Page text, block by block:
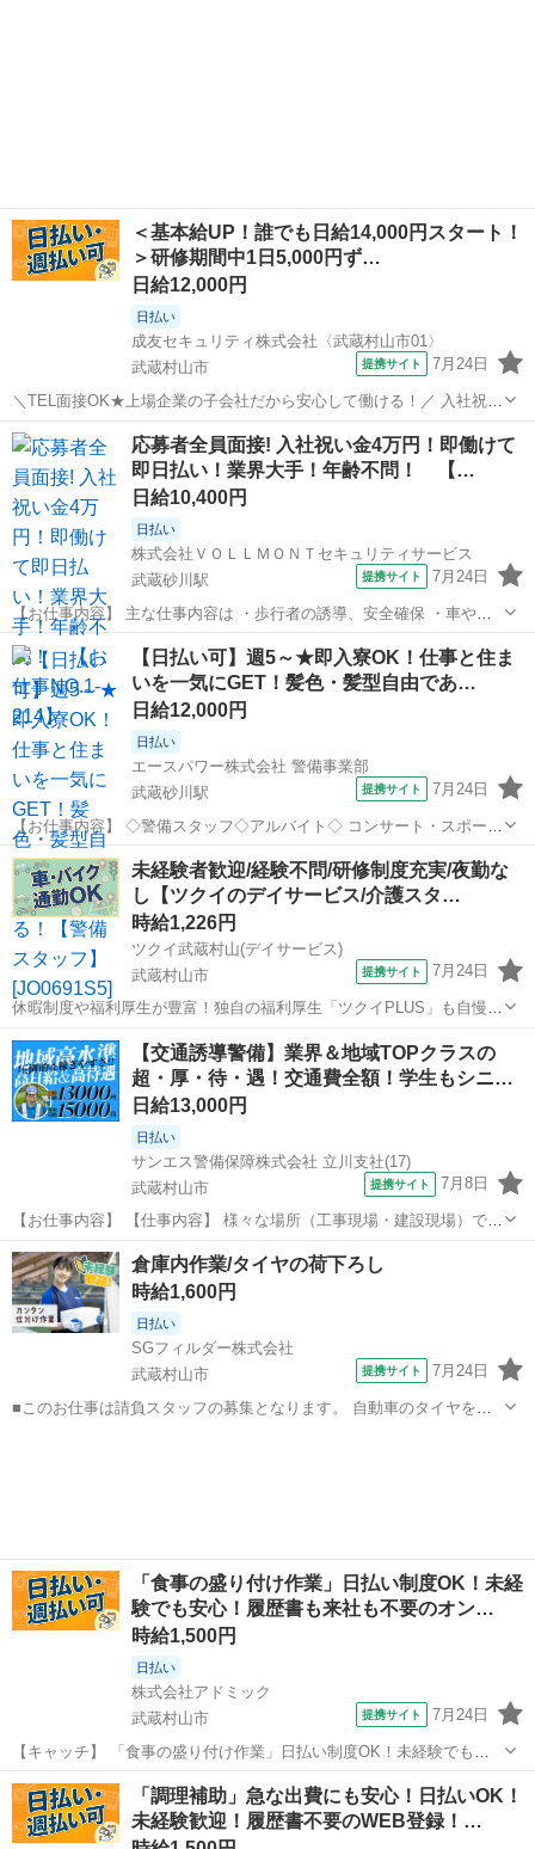
＜基本給UP！誰でも日給14,000円スタート！
＞研修期間中1日5,000円ず…
日給12,000円
日払い
成友セキュリティ株式会社〈武蔵村山市01〉
武蔵村山市
提携サイト 7月24日
＼TEL面接OK★上場企業の子会社だから安心して働ける！／ 入社祝い
金総額10万円★あなたの頑張りをしっかり還元します！ ・"交通誘導2
級"をお持ちの方は高待遇！ ・検定路線配置時は"別途1,500円"支給！
【TEL面接...
東京 武蔵村山市 警備員
応募者全員面接! 入社祝い金4万円！即働けて
即日払い！業界大手！年齢不問！ 【…
日給10,400円
日払い
株式会社ＶＯＬＬＭＯＮＴセキュリティサービス
武蔵砂川駅
提携サイト 7月24日
【お仕事内容】 主な仕事内容は ・歩行者の誘導、安全確保 ・車やバ
イクなどの車両の誘導 などをお任せします。 年齢や経験、性別に関係
なく、誰でもスグに始められる仕事です。 現場に出る前にしっかりと
した研修があるので、未経験の...
東京 武蔵村山市 武蔵砂川駅 警備員
【日払い可】週5～★即入寮OK！仕事と住ま
いを一気にGET！髪色・髪型自由であ…
日給12,000円
日払い
エースパワー株式会社 警備事業部
武蔵砂川駅
提携サイト 7月24日
【お仕事内容】 ◇警備スタッフ◇アルバイト◇ コンサート・スポーツ
イベント・展示会などのイベントや、 工事現場周辺で警備・交通誘導
をしていただきます。 経験者の方はもちろん、未経験者の方も積極的
に採用中！ 難しいスキルは...
東京 武蔵村山市 武蔵砂川駅 警備員
未経験者歓迎/経験不問/研修制度充実/夜勤な
し【ツクイのデイサービス/介護スタ…
時給1,226円
ツクイ武蔵村山(デイサービス)
武蔵村山市
提携サイト 7月24日
休暇制度や福利厚生が豊富！独自の福利厚生「ツクイPLUS」も自慢で
す♪プライベートも大切にできます。 ★☆ 働きやすいメリット多数
★☆ ＼＼サービス・職種の魅力／／ 「今私たちに求められていること
は何だろう」「どんな工...
東京 武蔵村山市 介護
【交通誘導警備】業界＆地域TOPクラスの
超・厚・待・遇！交通費全額！学生もシニ…
日給13,000円
日払い
サンエス警備保障株式会社 立川支社(17)
武蔵村山市
提携サイト 7月8日
【お仕事内容】 【仕事内容】 様々な場所（工事現場・建設現場）での
交通誘導・案内をお任せします。 道路をご利用される車両や歩行者の
方が安全に安心して通行するために適切に誘導してください。 現場へ
の直行直帰が基本で、毎週・毎...
東京 武蔵村山市 警備員
倉庫内作業/タイヤの荷下ろし
時給1,600円
日払い
SGフィルダー株式会社
武蔵村山市
提携サイト 7月24日
■このお仕事は請負スタッフの募集となります。 自動車のタイヤを扱
「食事の盛り付け作業」日払い制度OK！未経
験でも安心！履歴書も来社も不要のオン…
時給1,500円
日払い
株式会社アドミック
武蔵村山市
提携サイト 7月24日
【キャッチ】 「食事の盛り付け作業」日払い制度OK！未経験でも安
心！履歴書も来社も不要のオンライン登録！時給1500円～！東京都武
蔵村山市 【コメント】 豊富なお仕事からあなたの「ピッタリ」を探せ
る！ ★未経験やブランク...
東京 武蔵村山市 ホールスタッフ
「調理補助」急な出費にも安心！日払いOK！
未経験歓迎！履歴書不要のWEB登録！…